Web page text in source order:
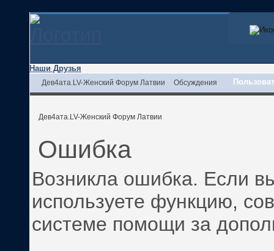
Наши Друзья
Дев4ата.LV-Женский Форум Латвии Обсуждения
Дев4ата.LV-Женский Форум Латвии
Ошибка
Возникла ошибка. Если
используете функцию,
системе помощи за